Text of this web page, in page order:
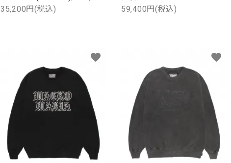
35,200円(税込) 59,400円(税込)
favorite favorite